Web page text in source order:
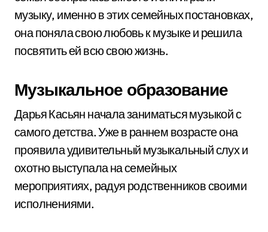
музыку, именно в этих семейных постановках,
она поняла свою любовь к музыке и решила
посвятить ей всю свою жизнь.
Музыкальное образование
Дарья Касьян начала заниматься музыкой с
самого детства. Уже в раннем возрасте она
проявила удивительный музыкальный слух и
охотно выступала на семейных
мероприятиях, радуя родственников своими
исполнениями.